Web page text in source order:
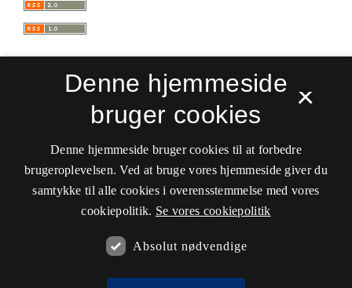
Sprogforum. Tidsskrift for sprog- og
kulturpædagogik
ISSN 0909-9328 (Trykt)
ISSN 1399-8617 (Online)
Tilgængelighedserklæring
Det Kgl. Bibliotek
×
Denne hjemmeside
bruger cookies
Denne hjemmeside bruger cookies til at forbedre
brugeroplevelsen. Ved at bruge vores hjemmeside giver du
samtykke til alle cookies i overensstemmelse med vores
cookiepolitik. Se vores cookiepolitik
Absolut nødvendige